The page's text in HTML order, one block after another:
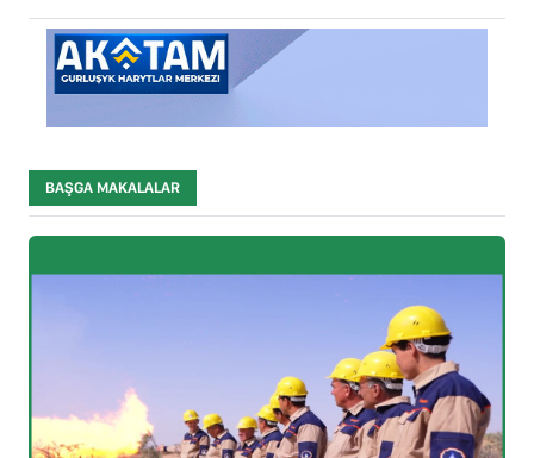
BAŞGA MAKALALAR